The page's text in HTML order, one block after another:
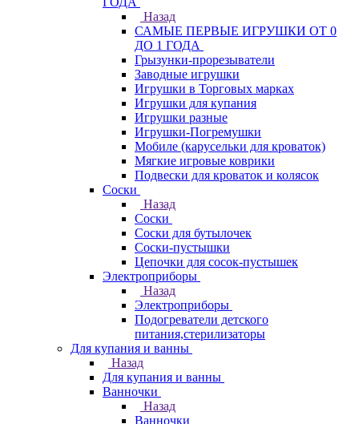
Назад
САМЫЕ ПЕРВЫЕ ИГРУШКИ ОТ 0
ДО 1 ГОДА
Грызунки-прорезыватели
Заводные игрушки
Игрушки в Торговых марках
Игрушки для купания
Игрушки разные
Игрушки-Погремушки
Мобиле (карусельки для кроваток)
Мягкие игровые коврики
Подвески для кроваток и колясок
Соски
Назад
Соски
Соски для бутылочек
Соски-пустышки
Цепочки для сосок-пустышек
Электроприборы
Назад
Электроприборы
Подогреватели детского
питания,стерилизаторы
Для купания и ванны
Назад
Для купания и ванны
Ванночки
Назад
Ванночки